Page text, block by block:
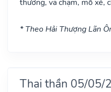
thương, va chạm, mổ xẻ,
* Theo Hải Thượng Lãn
Thai thần 05/05/